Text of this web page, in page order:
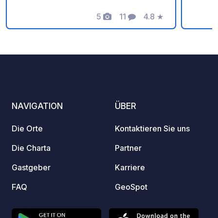
5
Fotos
11
Kommentare
4.8
Bewertung
★
NAVIGATION
Die Orte
Die Charta
Gastgeber
FAQ
ÜBER
Kontaktieren Sie uns
Partner
Karriere
GeoSpot